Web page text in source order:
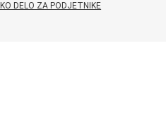
DELO ZA PODJETNIKE